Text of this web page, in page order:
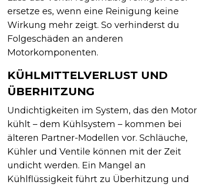
ersetze es, wenn eine Reinigung keine
Wirkung mehr zeigt. So verhinderst du
Folgeschäden an anderen
Motorkomponenten.
KÜHLMITTELVERLUST UND
ÜBERHITZUNG
Undichtigkeiten im System, das den Motor
kühlt – dem Kühlsystem – kommen bei
älteren Partner-Modellen vor. Schläuche,
Kühler und Ventile können mit der Zeit
undicht werden. Ein Mangel an
Kühlflüssigkeit führt zu Überhitzung und